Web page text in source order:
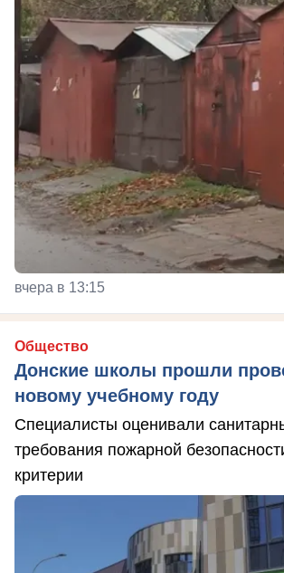
вчера в 13:15
Общество
Донские школы прошли
новому учебному году
Специалисты оценивали
требования пожарной
критерии